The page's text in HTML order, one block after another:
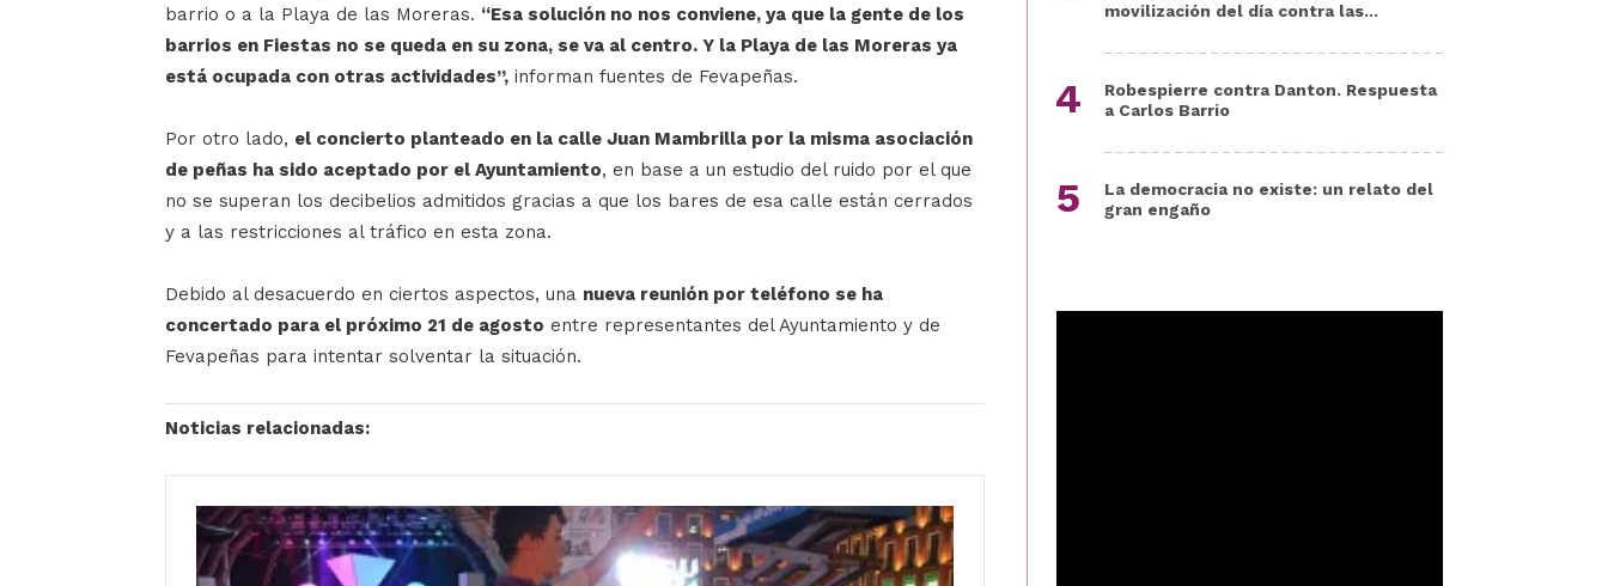
barrio o a la Playa de las Moreras. “Esa solución no nos conviene, ya que la gente de los
barrios en Fiestas no se queda en su zona, se va al centro. Y la Playa de las Moreras ya
está ocupada con otras actividades”, informan fuentes de Fevapeñas.
Por otro lado, el concierto planteado en la calle Juan Mambrilla por la misma asociación
de peñas ha sido aceptado por el Ayuntamiento, en base a un estudio del ruido por el que
no se superan los decibelios admitidos gracias a que los bares de esa calle están cerrados
y a las restricciones al tráfico en esta zona.
Debido al desacuerdo en ciertos aspectos, una nueva reunión por teléfono se ha
concertado para el próximo 21 de agosto entre representantes del Ayuntamiento y de
Fevapeñas para intentar solventar la situación.
Noticias relacionadas:
movilización del día contra las...
Robespierre contra Danton. Respuesta
a Carlos Barrio
La democracia no existe: un relato del
gran engaño